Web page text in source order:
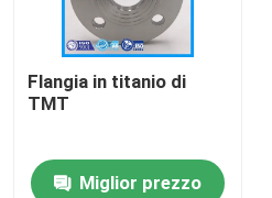
Flangia in titanio di
TMT
Miglior prezzo